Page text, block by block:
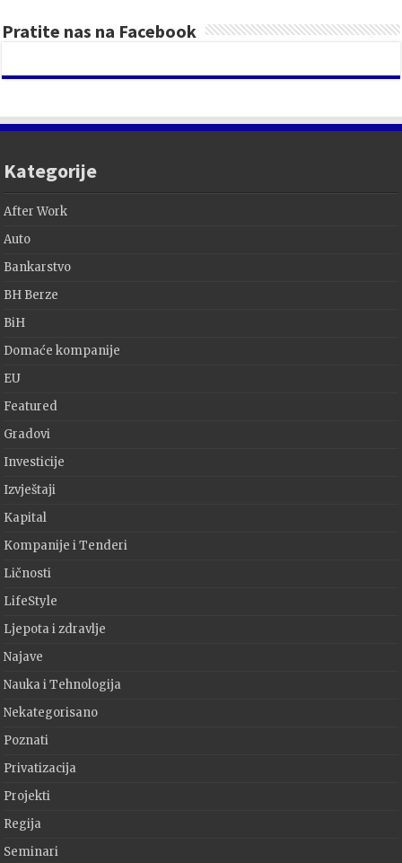
Pratite nas na Facebook
Kategorije
After Work
Auto
Bankarstvo
BH Berze
BiH
Domaće kompanije
EU
Featured
Gradovi
Investicije
Izvještaji
Kapital
Kompanije i Tenderi
Ličnosti
LifeStyle
Ljepota i zdravlje
Najave
Nauka i Tehnologija
Nekategorisano
Poznati
Privatizacija
Projekti
Regija
Seminari